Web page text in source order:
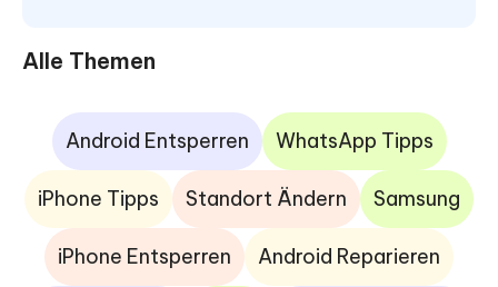
Alle Themen
Android Entsperren WhatsApp Tipps
iPhone Tipps Standort Ändern Samsung
iPhone Entsperren Android Reparieren